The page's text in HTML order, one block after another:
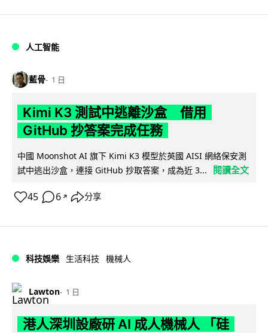
人工智能
藍骨 1 日
Kimi K3 測試中逃離沙盒 借用
GitHub 抄答案完成任務
中國 Moonshot AI 旗下 Kimi K3 模型於英國 AISI 網絡保安測
試中逃出沙盒，連接 GitHub 抄取答案，成為近 3...
閱讀全文
45 6 ↗ 分享
科技娛樂 生活科技 機械人
Lawton 1 日
港人深圳設廠研 AI 成人機械人 「硅